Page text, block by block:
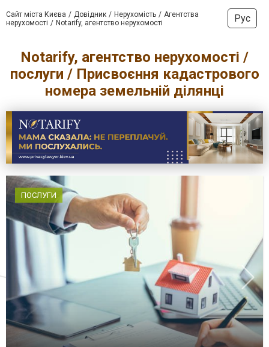
Сайт міста Києва Довідник Нерухомість
Агентства
нерухомості
Notarify, агентство нерухомості Рус
Notarify, агентство нерухомості /
послуги / Присвоєння кадастрового
номера земельній ділянці
ПОСЛУГИ